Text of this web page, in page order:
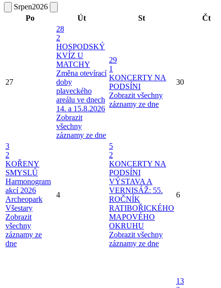
Srpen2026
Po
Út St Čt
27
28
2
HOSPODSKÝ
KVÍZ U
MATCHY
Změna otevírací
doby
plaveckého
areálu ve dnech
14. a 15.8.2026
Zobrazit
všechny
záznamy ze dne
29
1
KONCERTY NA
PODSÍNI
Zobrazit všechny
záznamy ze dne
30
3
2
KOŘENY
SMYSLŮ
Harmonogram
akcí 2026
Archeopark
Všestary
Zobrazit
všechny
záznamy ze
dne
4
5
2
KONCERTY NA
PODSÍNI
VÝSTAVA A
VERNISÁŽ: 55.
ROČNÍK
RATIBOŘICKÉHO
MAPOVÉHO
OKRUHU
Zobrazit všechny
záznamy ze dne
6
13